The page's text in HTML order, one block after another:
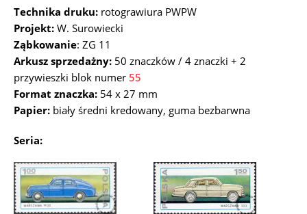
Technika druku: rotograwiura PWPW
Projekt: W. Surowiecki
Ząbkowanie: ZG 11
Arkusz sprzedażny: 50 znaczków / 4 znaczki + 2
przywieszki blok numer 55
Format znaczka: 54 x 27 mm
Papier: biały średni kredowany, guma bezbarwna
Seria: